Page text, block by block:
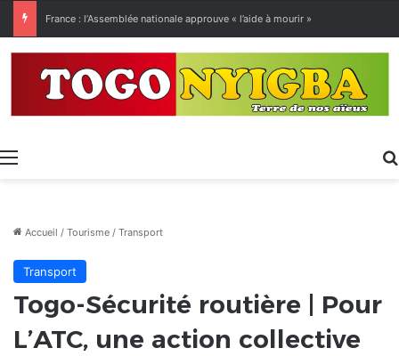
Menu
Accueil / Tourisme / Transport
Transport
Togo-Sécurité routière | Pour
L’ATC, une action collective